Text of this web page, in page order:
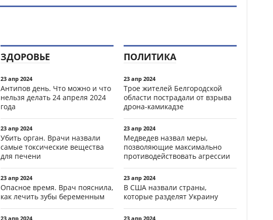
ЗДОРОВЬЕ
23 апр 2024
Антипов день. Что можно и что
нельзя делать 24 апреля 2024
года
23 апр 2024
Убить орган. Врачи назвали
самые токсические вещества
для печени
23 апр 2024
Опасное время. Врач пояснила,
как лечить зубы беременным
23 апр 2024
ПОЛИТИКА
23 апр 2024
Трое жителей Белгородской
области пострадали от взрыва
дрона-камикадзе
23 апр 2024
Медведев назвал меры,
позволяющие максимально
противодействовать агрессии
23 апр 2024
В США назвали страны,
которые разделят Украину
23 апр 2024